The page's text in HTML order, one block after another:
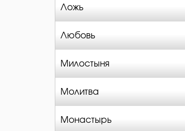
Ложь
Любовь
Милостыня
Молитва
Монастырь